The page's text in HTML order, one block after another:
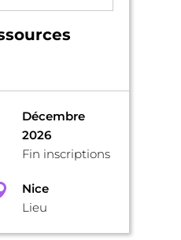
Décembre
2026
Fin inscriptions
Nice
Lieu